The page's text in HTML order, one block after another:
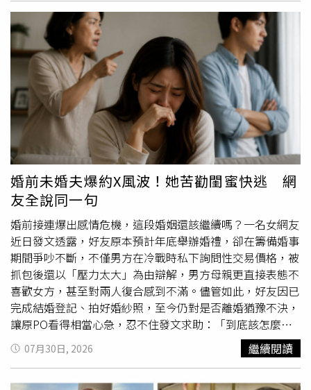
展現兩人的好交情。MV全程以iPhone拍攝，卻透過細膩運
鏡與畫面呈現出電影般的質感。這次鼓鼓也首次挑戰武打
戲，為了呈現真實打鬥感，特別跟著武術老師練習套招。最
後鼓鼓因誤會遭逮捕、坐上警車崩潰落淚的戲碼，更一氣呵
成完成演出，導演喊卡後也忍不住上他鼓掌，鼓鼓透露哭戲
當下第一個想到媽媽，情緒便自然湧上，順利進入角色狀
態。這次特別找來新生代演員許紫柔擔任女主角，雖然是她
第一次拍攝音樂作品，但面對與鼓鼓的對手戲毫不怯場。兩
人在MV中詮釋從甜蜜、難關、
及不捨放手的情感轉
折，其中「對空鳴槍後向鼓鼓提 分手」的戲份最具挑戰，因
台詞不多，必須靠眼神傳遞複雜情緒，更首次挑戰大聲怒吼
的演出，連經紀人都被她投入的情緒嚇到。
婚前未婚夫爆約X風波！她苦勸閨蜜快逃 網
友全說同一句
婚前接連爆出感情危機，這段婚姻還該繼續嗎？一名女網友
近日發文透露，好友原本預計年底舉辦婚禮，卻在籌備婚事
期間爭吵不斷，不僅男方在冷戰時私下詢問性交易價格，被
抓包後還以「壓力太大」為由辯解，男方母親更直接表態不
喜歡女方，甚至對兩人復合感到不滿。儘管如此，好友因已
完成結婚登記、拍好婚紗照，至今仍對是否離婚猶豫不決，
讓原PO看得相當心急，忍不住發文求助：「到底該怎麼勸
她？」原PO在臉書社團「毒姑九賤婆媳討論區」表示，好
友與男友交往多年，原訂年底舉辦婚禮，但婚禮籌備過程中
雙方對許多細節談不攏，爭執越來越頻繁。沒想到，男方竟
07月30日, 2026 繼續閱讀